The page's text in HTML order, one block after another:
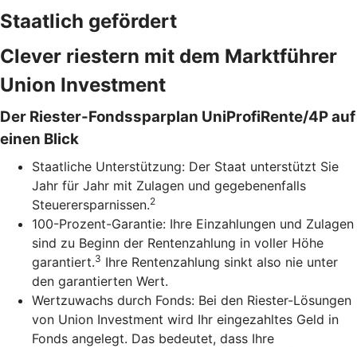
Staatlich gefördert
Clever riestern mit dem Marktführer
Union Investment
Der Riester-Fondssparplan UniProfiRente/4P auf
einen Blick
Staatliche Unterstützung: Der Staat unterstützt Sie
Jahr für Jahr mit Zulagen und gegebenenfalls
Steuerersparnissen.2
100-Prozent-Garantie: Ihre Einzahlungen und Zulagen
sind zu Beginn der Rentenzahlung in voller Höhe
garantiert.3 Ihre Rentenzahlung sinkt also nie unter
den garantierten Wert.
Wertzuwachs durch Fonds: Bei den Riester-Lösungen
von Union Investment wird Ihr eingezahltes Geld in
Fonds angelegt. Das bedeutet, dass Ihre